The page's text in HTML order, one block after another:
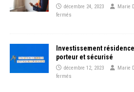
décembre 24, 2023 Marie
fermés
Investissement
porteur et sécurisé
décembre 12, 2023 Marie
fermés